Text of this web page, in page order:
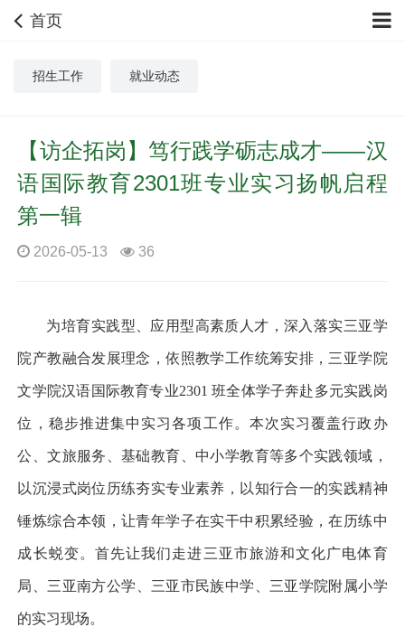
首页
招生工作 就业动态
【访企拓岗】笃行践学砺志成才——汉
语国际教育2301班专业实习扬帆启程
第一辑
2026-05-13 36
为培育实践型、应用型高素质人才，深入落实三亚学
院产教融合发展理念，依照教学工作统筹安排，三亚学院
文学院汉语国际教育专业2301 班全体学子奔赴多元实践岗
位，稳步推进集中实习各项工作。本次实习覆盖行政办
公、文旅服务、基础教育、中小学教育等多个实践领域，
以沉浸式岗位历练夯实专业素养，以知行合一的实践精神
锤炼综合本领，让青年学子在实干中积累经验，在历练中
成长蜕变。首先让我们走进三亚市旅游和文化广电体育
局、 三亚南方公学、三亚市民族中学、三亚学院附属小学
的实习现场。